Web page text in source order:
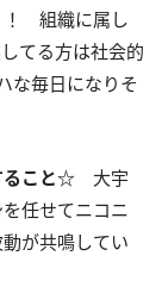
！ 組織に属し
てる方は社会的
な毎日になりそ
ること☆ 大宇
任せてニコニ
が共鳴してい